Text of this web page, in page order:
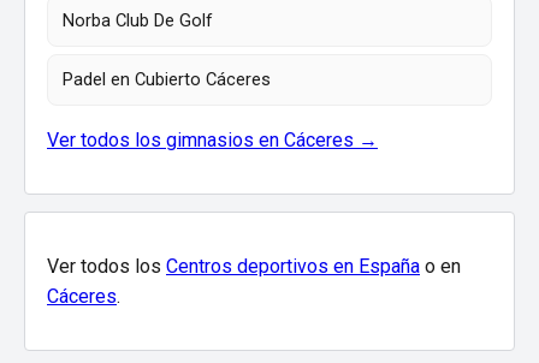
Norba Club De Golf
Padel en Cubierto Cáceres
Ver todos los gimnasios en Cáceres →
Ver todos los Centros deportivos en España o en
Cáceres.